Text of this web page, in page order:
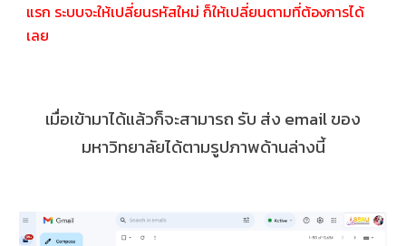
แรก ระบบจะให้เปลี่ยนรหัสใหม่ ก็ให้เปลี่ยนตามที่ต้องการได้
เลย
เมื่อเข้ามาได้แล้วก็จะสามารถ รับ ส่ง email ของ
มหาวิทยาลัยได้ตามรูปภาพด้านล่างนี้